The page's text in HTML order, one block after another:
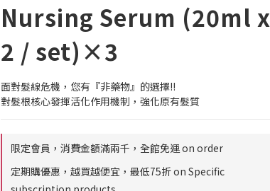
Nursing Serum (20ml x
2 / set)×3
面對髮線危機，您有『非藥物』的選擇!!
對髮根核心發揮活化作用機制，強化原有髮質
限定會員，消費金額滿兩千，全館免運 on order
定期購優惠，越買越便宜，最低75折 on Specific